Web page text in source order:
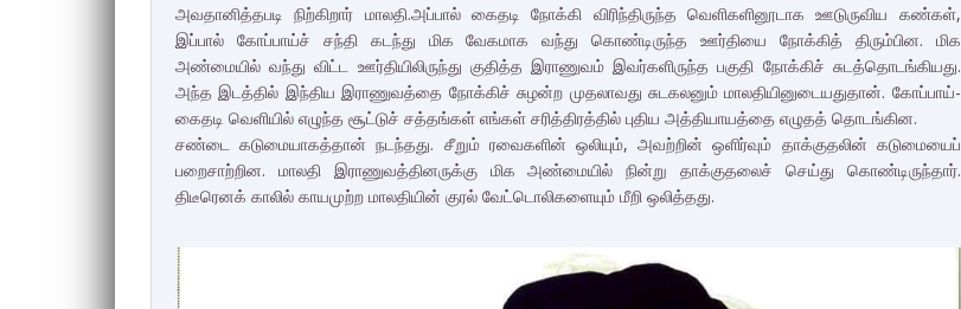
அவதானித்தபடி நிற்கிறார் மாலதி.அப்பால் கைதடி நோக்கி விரிந்திருந்த வெளிகளினூடாக ஊடுருவிய கண்கள்,
இப்பால் கோப்பாய்ச் சந்தி கடந்து மிக வேகமாக வந்து கொண்டிருந்த ஊர்தியை நோக்கித் திரும்பின. மிக
அண்மையில் வந்து விட்ட ஊர்தியிலிருந்து குதித்த இராணுவம் இவர்களிருந்த பகுதி நோக்கிச் சுடத்தொடங்கியது.
அந்த இடத்தில் இந்திய இராணுவத்தை நோக்கிச் சுழன்ற முதலாவது சுடகலனும் மாலதியினுடையதுதான். கோப்பாய்-
கைதடி வெளியில் எழுந்த சூட்டுச் சத்தங்கள் எங்கள் சரித்திரத்தில் புதிய அத்தியாயத்தை எழுதத் தொடங்கின.
சண்டை கடுமையாகத்தான் நடந்தது. சீறும் ரவைகளின் ஒலியும், அவற்றின் ஒளிர்வும் தாக்குதலின் கடுமையைப்
பறைசாற்றின. மாலதி இராணுவத்தினருக்கு மிக அண்மையில் நின்று தாக்குதலைச் செய்து கொண்டிருந்தார்.
திடீரெனக் காலில் காயமுற்ற மாலதியின் குரல் வேட்டொலிகளையும் மீறி ஒலித்தது.